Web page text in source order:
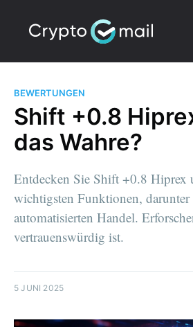
BEWERTUNGEN
Shift +0.8
das Wahre?
Entdecken Sie Shift +0.8 Hiprex
wichtigsten Funktionen, darunter
automatisierten Handel.
vertrauenswürdig ist.
5 JUNI 2025